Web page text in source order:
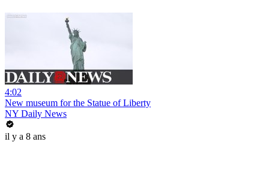
4:02
New museum for the Statue of Liberty
NY Daily News
il y a 8 ans